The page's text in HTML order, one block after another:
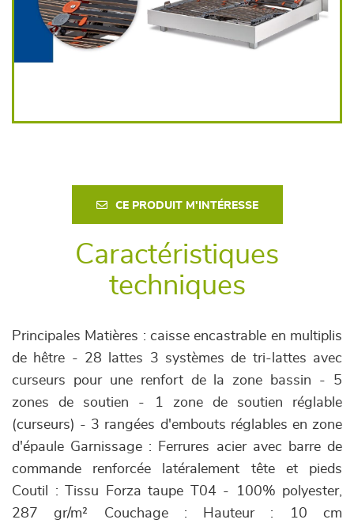
CE PRODUIT M'INTÉRESSE
Caractéristiques
techniques
Principales Matières : caisse encastrable en multiplis
de hêtre - 28 lattes 3 systèmes de tri-lattes avec
curseurs pour une renfort de la zone bassin - 5
zones de soutien - 1 zone de soutien réglable
(curseurs) - 3 rangées d'embouts réglables en zone
d'épaule Garnissage : Ferrures acier avec barre de
commande renforcée latéralement tête et pieds
Coutil : Tissu Forza taupe T04 - 100% polyester,
287 gr/m² Couchage : Hauteur : 10 cm